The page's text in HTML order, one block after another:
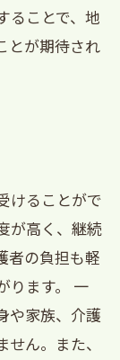
ることで、地
とが期待され
けることがで
が高く、継続
者の負担も軽
ります。 一
や家族、介護
ん。また、